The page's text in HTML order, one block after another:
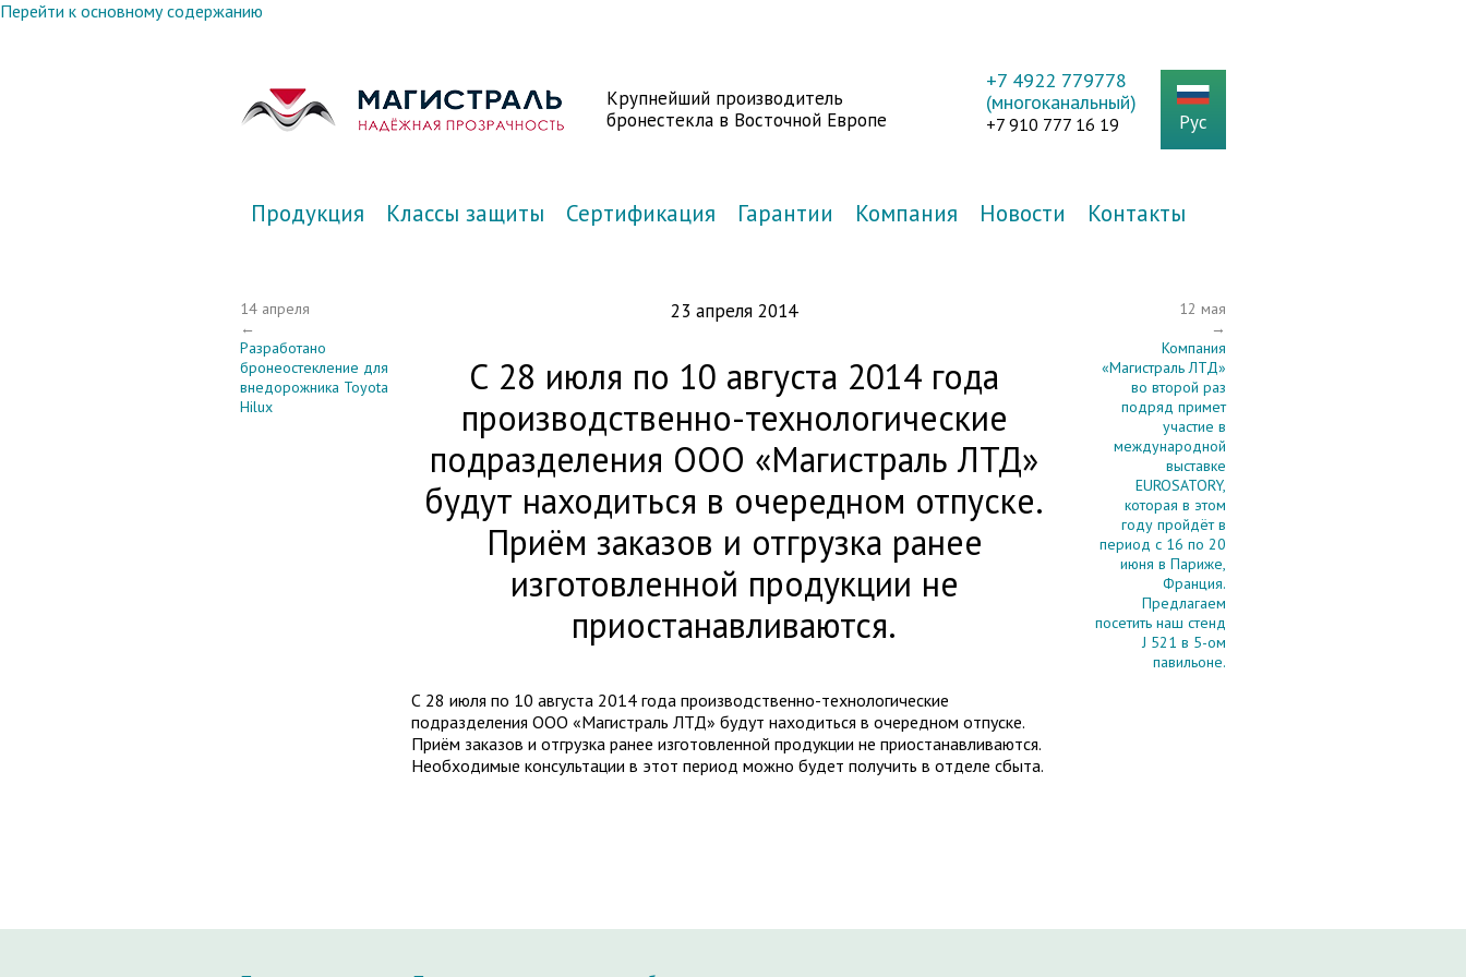
Перейти к основному содержанию
+7 4922 779778
(многоканальный)
+7 910 777 16 19 Рус
Крупнейший производитель
бронестекла в Восточной Европе
Продукция Классы защиты Сертификация Гарантии Компания Новости Контакты
12 мая
→
Компания
«Магистраль ЛТД»
во второй раз
подряд примет
участие в
международной
выставке
EUROSATORY,
которая в этом
году пройдёт в
период с 16 по 20
июня в Париже,
Франция.
Предлагаем
посетить наш стенд
J 521 в 5-ом
павильоне.
14 апреля
←
Разработано
бронеостекление для
внедорожника Toyota
Hilux
23 апреля 2014
С 28 июля по 10 августа 2014 года
производственно-технологические
подразделения ООО «Магистраль ЛТД»
будут находиться в очередном отпуске.
Приём заказов и отгрузка ранее
изготовленной продукции не
приостанавливаются.
С 28 июля по 10 августа 2014 года производственно-технологические
подразделения ООО «Магистраль ЛТД» будут находиться в очередном отпуске.
Приём заказов и отгрузка ранее изготовленной продукции не приостанавливаются.
Необходимые консультации в этот период можно будет получить в отделе сбыта.